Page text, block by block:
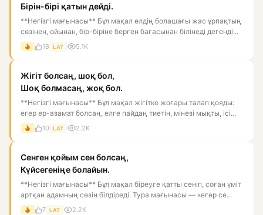
Бірін-бірі қатын дейді.
**Негізгі мағынасы** Бұл мақал елдің болашағы жас ұрпақтың
сөзінен, ойынан, бір-біріне берген бағасынан білінеді дегенді...
18 LAT 5.1K
Жігіт болсаң, шоқ бол,
Шоқ болмасаң, жоқ бол.
**Негізгі мағынасы** Бұл мақал жігітке жоғары талап қояды:
егер ер-азамат болсаң, елге пайдаң тиетін, мінезі мықты, ісі...
10 LAT 2.2K
Сенген қойым сен болсаң,
Күйсегеніңе болайын.
**Негізгі мағынасы** Бұл мақал біреуге қатты сеніп, соған үміт
артқан адамның сөзін білдіреді. Тура мағынасы — «егер се...
7 LAT 2.2K